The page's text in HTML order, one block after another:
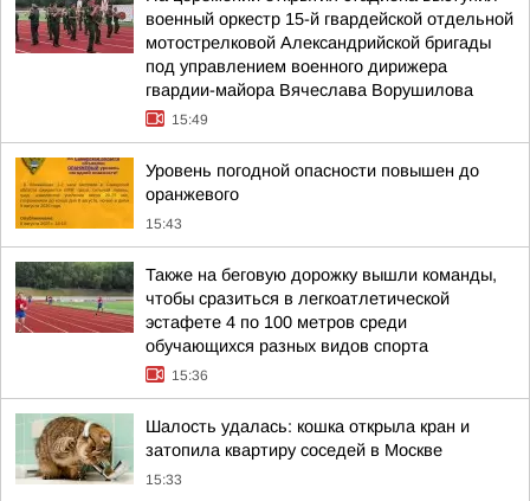
военный оркестр 15-й гвардейской отдельной
мотострелковой Александрийской бригады
под управлением военного дирижера
гвардии-майора Вячеслава Ворушилова
15:49
Уровень погодной опасности повышен до
оранжевого
15:43
Также на беговую дорожку вышли команды,
чтобы сразиться в легкоатлетической
эстафете 4 по 100 метров среди
обучающихся разных видов спорта
15:36
Шалость удалась: кошка открыла кран и
затопила квартиру соседей в Москве
15:33